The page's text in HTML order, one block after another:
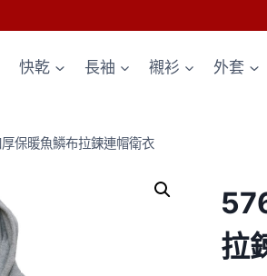
快乾 長袖 襯衫 外套
保暖魚鱗布拉鍊連帽衛衣
拉